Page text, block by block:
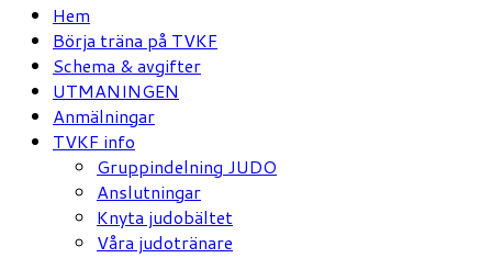
Hem
Börja träna på TVKF
Schema & avgifter
UTMANINGEN
Anmälningar
TVKF info
Gruppindelning JUDO
Anslutningar
Knyta judobältet
Våra judotränare